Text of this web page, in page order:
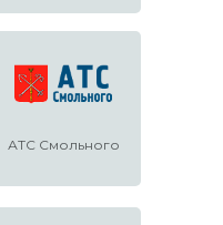
АТС Смольного